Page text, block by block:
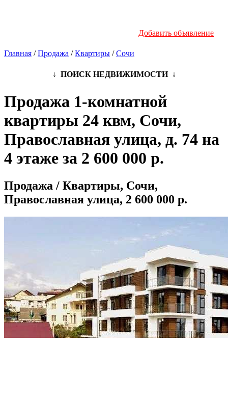
Добавить объявление
Главная /Продажа /Квартиры /Сочи
↓ ПОИСК НЕДВИЖИМОСТИ ↓
Продажа 1-комнатной
квартиры 24 квм, Сочи,
Православная улица, д. 74 на
4 этаже за 2 600 000 р.
Продажа / Квартиры, Сочи,
Православная улица, 2 600 000 р.